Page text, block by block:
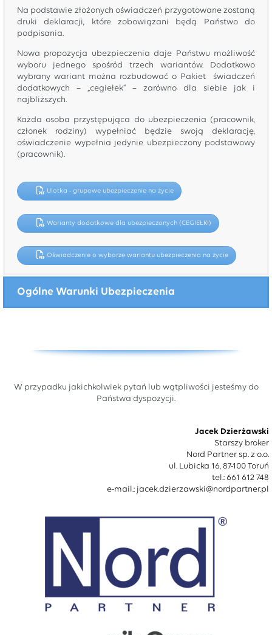
Na podstawie złożonych oświadczeń przygotowane zostaną
druki deklaracji, które zobowiązani będą Państwo do
podpisania.
Nowa propozycja ubezpieczenia daje Państwu możliwość
wyboru jednego spośród trzech wariantów. Dodatkowo
wybrany wariant można rozbudować o Pakiet świadczeń
dodatkowych – „cegiełek” – zarówno dla siebie jak i
najbliższych.
Każda osoba przystępująca do ubezpieczenia (pracownik,
członek rodziny) wypełniać będzie swoją deklarację,
oświadczenie wypełnia jedynie ubezpieczony podstawowy
(pracownik).
Ulotka - grupowe ubezpieczenie na życie
Warianty dodatkowe dla ubezpieczonych (CEGIEŁKI)
Oświadczenie o wyborze wariantu ubezpieczenia na życie
Ogólne Warunki Ubezpieczenia
W przypadku jakichkolwiek pytań lub wątpliwości jesteśmy do
Państwa dyspozycji.
Jacek Dzierżawski
Starszy broker
Nord Partner sp. z o.o.
ul. Lubicka 16, 87-100 Toruń
tel.: 661 612 748
e-mail.: jacek.dzierzawski@nordpartner.pl